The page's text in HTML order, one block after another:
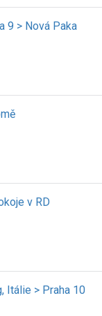
9 > Nová Paka
v RD
Itálie > Praha 10